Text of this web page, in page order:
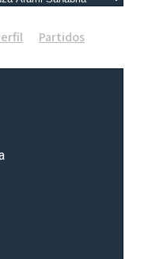
Partidos